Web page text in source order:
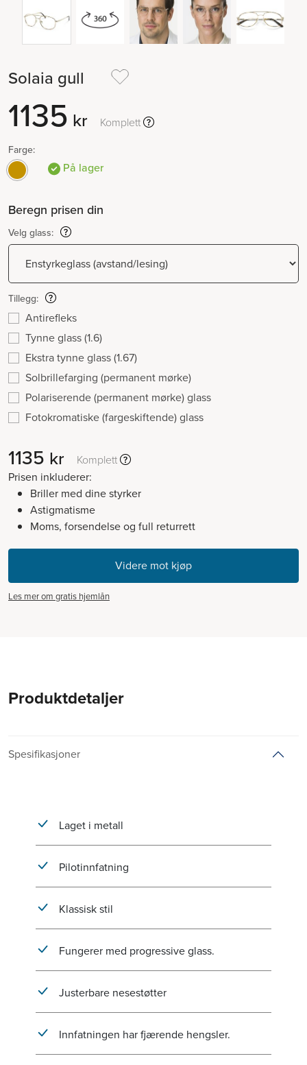
Solaia gull
1135 kr Komplett
Farge:
På lager
Beregn prisen din
Velg glass:
Tillegg:
Antirefleks
Tynne glass (1.6)
Ekstra tynne glass (1.67)
Solbrillefarging (permanent mørke)
Polariserende (permanent mørke) glass
Fotokromatiske (fargeskiftende) glass
1135 kr
Komplett
Prisen inkluderer:
Briller med dine styrker
Astigmatisme
Moms, forsendelse og full returrett
Les mer om gratis hjemlån
Produktdetaljer
Spesifikasjoner
Laget i metall
Pilotinnfatning
Klassisk stil
Fungerer med progressive glass.
Justerbare nesestøtter
Innfatningen har fjærende hengsler.